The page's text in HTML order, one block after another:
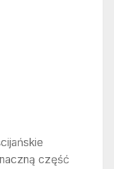
część